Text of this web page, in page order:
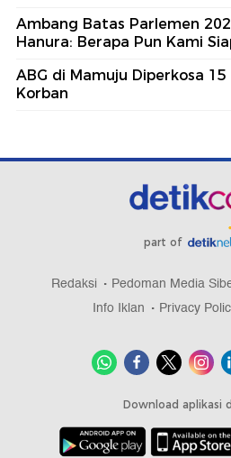
Ambang Batas Parlemen
Hanura: Berapa Pun Kami
ABG di Mamuju Diperkosa
Korban
part of
Redaksi Pedoman Media
Info Iklan
Privacy
Download aplikasi